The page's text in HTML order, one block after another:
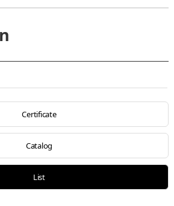
Certificate
Catalog
List